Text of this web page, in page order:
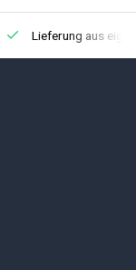
Lieferung aus